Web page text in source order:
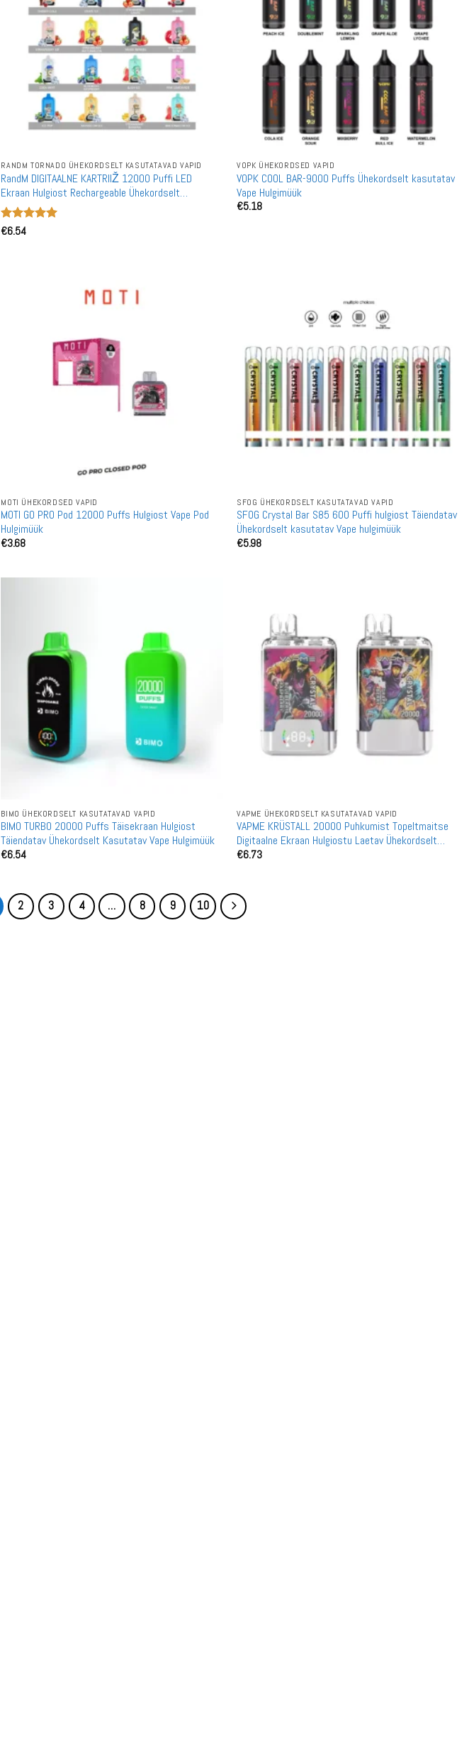
RANDM TORNADO ÜHEKORDSELT KASUTATAVAD VAPID
RandM DIGITAALNE KARTRIIŽ 12000 Puffi LED
Ekraan Hulgiost Rechargeable Ühekordselt
Kasutatav Vape Hulgimüük
Hinnanguga
€6.54
VOPK ÜHEKORDSED VAPID
VOPK COOL BAR-9000 Puffs Ühekordselt kasutatav
Vape Hulgimüük
€5.18
MOTI ÜHEKORDSED VAPID
MOTI GO PRO Pod 12000 Puffs Hulgiost Vape Pod
Hulgimüük
€3.68
SFOG ÜHEKORDSELT KASUTATAVAD VAPID
SFOG Crystal Bar S85 600 Puffi hulgiost Täiendatav
Ühekordselt kasutatav Vape hulgimüük
€5.98
BIMO ÜHEKORDSELT KASUTATAVAD VAPID
BIMO TURBO 20000 Puffs Täisekraan Hulgiost
Täiendatav Ühekordselt Kasutatav Vape Hulgimüük
€6.54
VAPME ÜHEKORDSELT KASUTATAVAD VAPID
VAPME KRÜSTALL 20000 Puhkumist Topeltmaitse
Digitaalne Ekraan Hulgiostu Laetav Ühekordselt
Kasutatav Vape Hulgimüük
€6.73
2 3 4 … 8 9 10